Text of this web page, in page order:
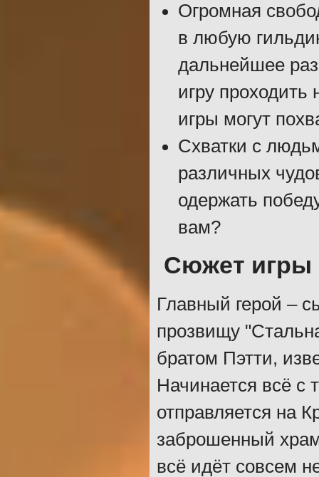
Огромная
в любую
дальнейшее
игру
игры могут
Схватки с
различных
одержать
вам?
Сюжет игры
Главный герой –
прозвищу
братом Пэтти,
Начинается всё с
отправляется на
заброшенный
всё идёт совсем